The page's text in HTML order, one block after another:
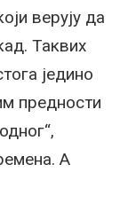
верују да
Таквих
једино
предности
А